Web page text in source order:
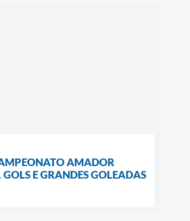
AMADOR
E GRANDES GOLEADAS